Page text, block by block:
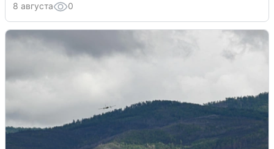
8 августа 0